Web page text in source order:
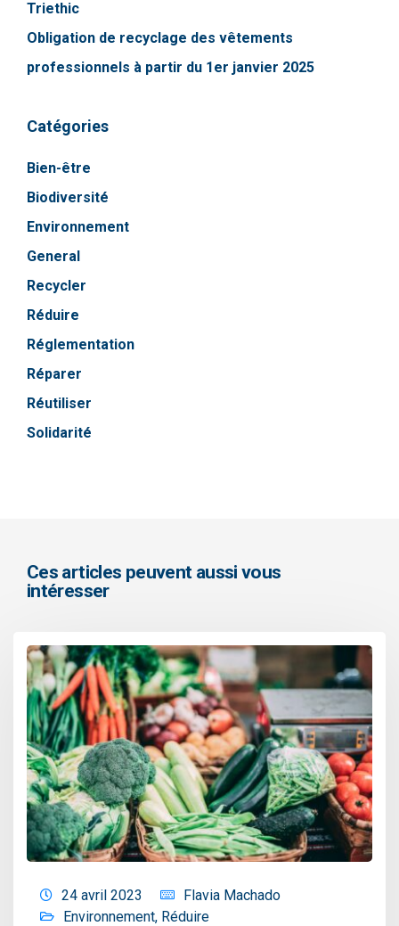
Triethic
Obligation de recyclage des vêtements
professionnels à partir du 1er janvier 2025
Catégories
Bien-être
Biodiversité
Environnement
General
Recycler
Réduire
Réglementation
Réparer
Réutiliser
Solidarité
Ces articles peuvent aussi vous
intéresser
24 avril 2023
Flavia Machado
Environnement, Réduire